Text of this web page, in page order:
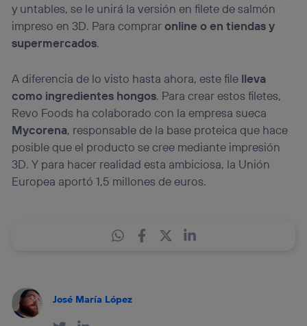
y untables, se le unirá la versión en filete de salmón
impreso en 3D. Para compraronline o en tiendas y
supermercados.
A diferencia de lo visto hasta ahora, este file lleva
como ingredientes hongos. Para crear estos filetes,
Revo Foods ha colaborado con la empresa sueca
Mycorena, responsable de la base proteica que hace
posible que el producto se cree mediante impresión
3D. Y para hacer realidad esta ambiciosa, la Unión
Europea aportó 1,5 millones de euros.
José María López